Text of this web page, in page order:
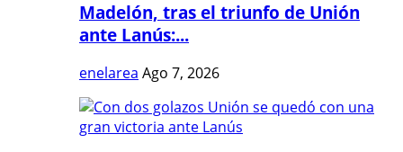
Madelón, tras el triunfo de Unión
ante Lanús:...
enelarea Ago 7, 2026